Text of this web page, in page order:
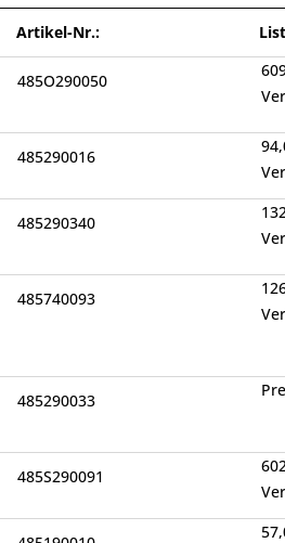
Artikel-Nr.:
485O290050
485290016
485290340
485740093
485290033
485S290091